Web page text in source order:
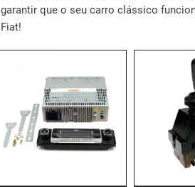
garantir que o seu carro clássico
Fiat!